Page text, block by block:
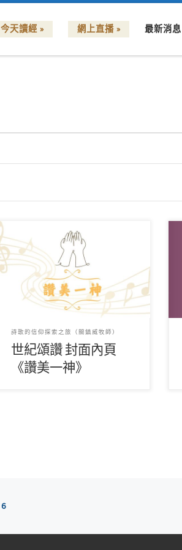
今天讀經 » 網上直播 » 最新消息
《讚美一神》 世紀頌讚封面內頁 讚
美一神，萬福之源，天下生靈都當
頌言； 天上萬軍也讚主名，同心讚
美父 […]
詩歌的信仰探索之旅（關鎮威牧師）
世紀頌讚 封面內頁
《讚美一神》
6